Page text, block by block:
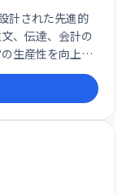
計された先進的
、伝達、会計の
生産性を向上さ